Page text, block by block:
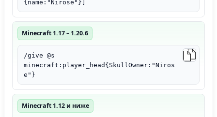
{name:"Nirose"}]
Minecraft 1.17 – 1.20.6
/give @s
minecraft:player_head{SkullOwner:"Niros
e"}
Minecraft 1.12 и ниже